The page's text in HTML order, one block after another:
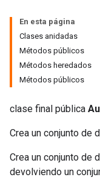
En esta página
Clases anidadas
Métodos públicos
Métodos heredados
Métodos públicos
clase final pública
Crea un conjunto de
Crea un conjunto de
devolviendo un